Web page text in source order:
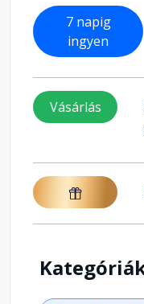
7 napig
ingyen
Vásárlás